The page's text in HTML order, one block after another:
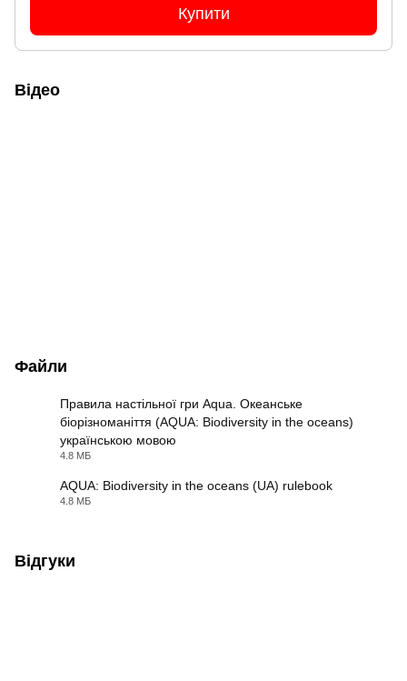
Купити
Відео
Файли
Правила настільної гри Aqua. Океанське
біорізноманіття (AQUA: Biodiversity in the oceans)
українською мовою
4.8 МБ
AQUA: Biodiversity in the oceans (UA) rulebook
4.8 МБ
Відгуки